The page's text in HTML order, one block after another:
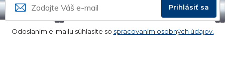
Prihlásiť sa
Odoslaním e-mailu súhlasíte so spracovaním osobných údajov.